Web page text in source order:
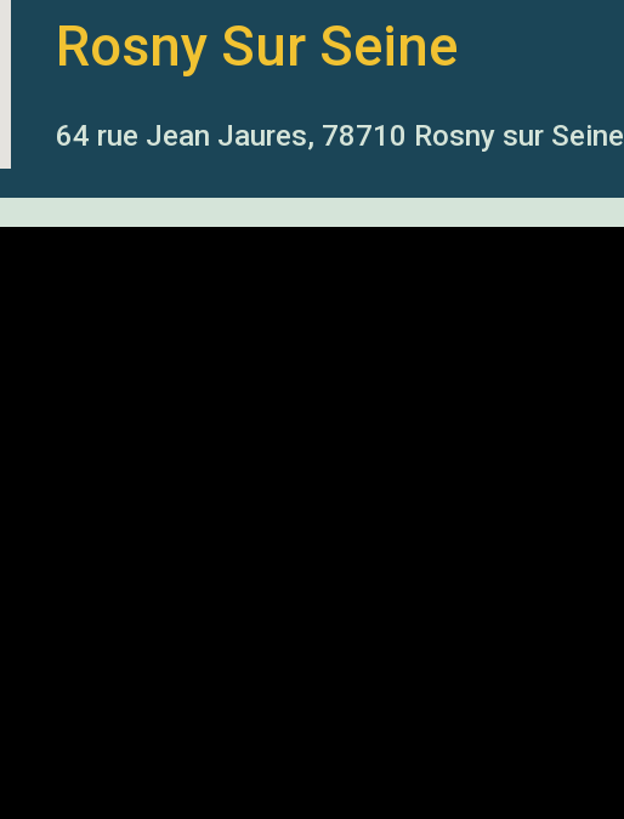
Rosny Sur Seine
64 rue Jean Jaures, 78710 Rosny sur Seine